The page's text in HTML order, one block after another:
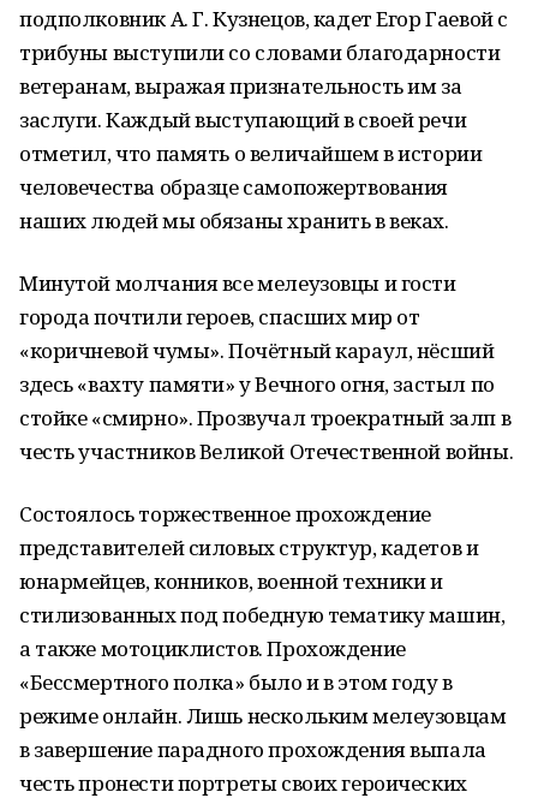
подполковник А. Г. Кузнецов, кадет Егор Гаевой с
трибуны выступили со словами благодарности
ветеранам, выражая признательность им за
заслуги. Каждый выступающий в своей речи
отметил, что память о величайшем в истории
человечества образце самопожертвования
наших людей мы обязаны хранить в веках.
Минутой молчания все мелеузовцы и гости
города почтили героев, спасших мир от
«коричневой чумы». Почётный караул, нёсший
здесь «вахту памяти» у Вечного огня, застыл по
стойке «смирно». Прозвучал троекратный залп в
честь участников Великой Отечественной войны.
Состоялось торжественное прохождение
представителей силовых структур, кадетов и
юнармейцев, конников, военной техники и
стилизованных под победную тематику машин,
а также мотоциклистов. Прохождение
«Бессмертного полка» было и в этом году в
режиме онлайн. Лишь нескольким мелеузовцам
в завершение парадного прохождения выпала
честь пронести портреты своих героических